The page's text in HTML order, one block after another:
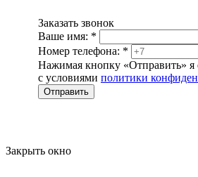
Заказать звонок
Ваше имя: *
Номер телефона: *
Нажимая кнопку «Отправить» я
с условиями политики
Отправить
Закрыть окно